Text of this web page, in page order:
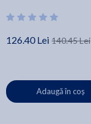
126.40 Lei 140.45 Lei
Adaugă în coș